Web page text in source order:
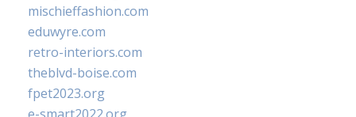
mischieffashion.com
eduwyre.com
retro-interiors.com
theblvd-boise.com
fpet2023.org